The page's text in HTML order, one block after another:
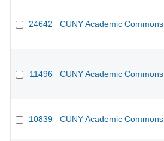
24642 CUNY Academic Commons
11496 CUNY Academic Commons
10839 CUNY Academic Commons